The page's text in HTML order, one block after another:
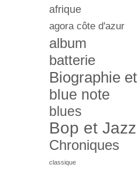
afrique
agora côte d'azur
album
batterie
Biographie
blue note
blues
Bop et
Chroniques
classique